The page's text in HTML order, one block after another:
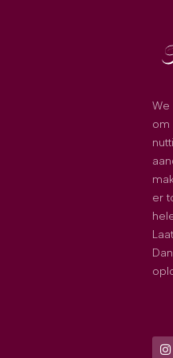
We
om
er